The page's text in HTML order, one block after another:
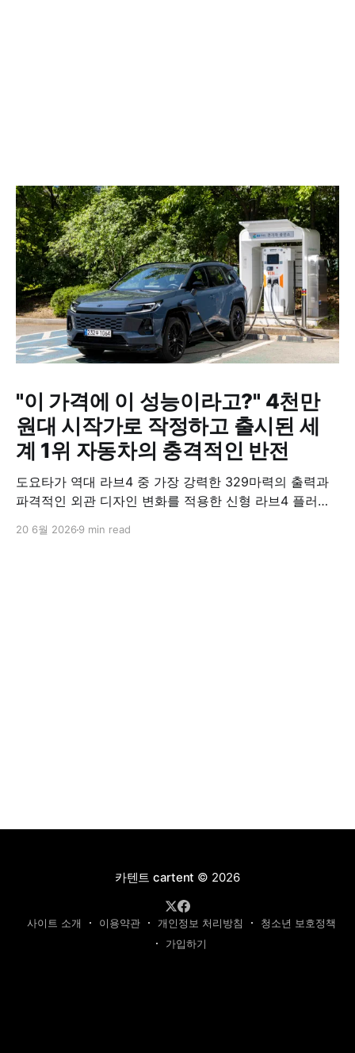
"이 가격에 이 성능이라고?" 4천만
원대 시작가로 작정하고 출시된 세
계 1위 자동차의 충격적인 반전
도요타가 역대 라브4 중 가장 강력한 329마력의 출력과
파격적인 외관 디자인 변화를 적용한 신형 라브4 플러그
충전이 가능하고 전기 모드로만 70km 이상 주행할 수 있
20 6월 2026 9 min read
카텐트 cartent © 2026
사이트 소개 이용약관 개인정보 처리방침
청소년 보호정책
가입하기